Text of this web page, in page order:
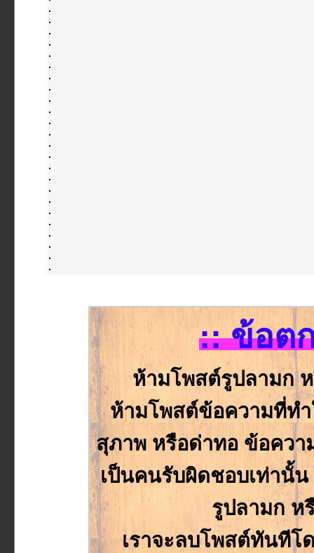
:: ข้อต
ห้ามโพสต์รูปลามก
ห้ามโพสต์ข้อความที่ทำ
สุภาพ หรือด่าทอ ข้อควา
เป็นคนรับผิดชอบเท่านั้น
รูปลามก ห
เราจะลบโพสต์ทันทีโ